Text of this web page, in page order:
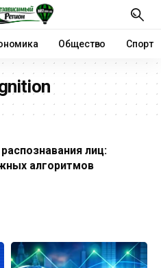
Общество Спорт
лиц:
алгоритмов